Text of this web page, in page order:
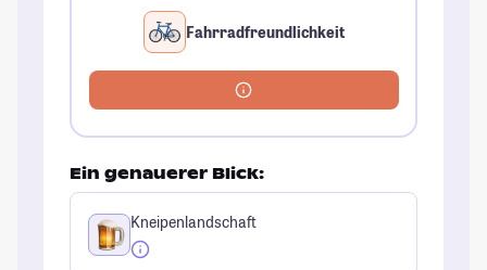
Fahrradfreundlichkeit
Ein genauerer Blick:
Kneipenlandschaft